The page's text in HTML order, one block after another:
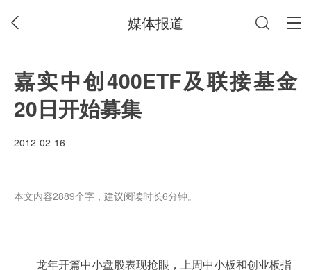
媒体报道
嘉实中创400ETF及联接基金
20日开始募集
2012-02-16
本文内容2889个字，建议阅读时长6分钟。
龙年开篇中小盘股表现抢眼，上周中小板和创业板指